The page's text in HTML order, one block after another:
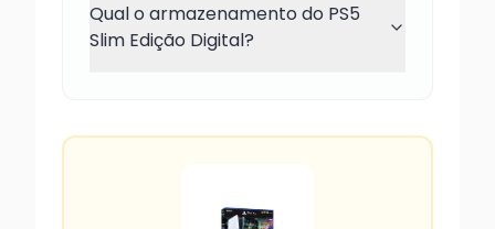
Qual o armazenamento do PS5
Slim Edição Digital?